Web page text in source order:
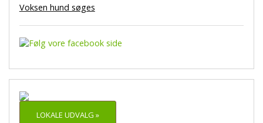
Voksen hund søges
LOKALE UDVALG »